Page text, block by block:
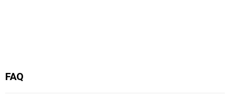
FAQ